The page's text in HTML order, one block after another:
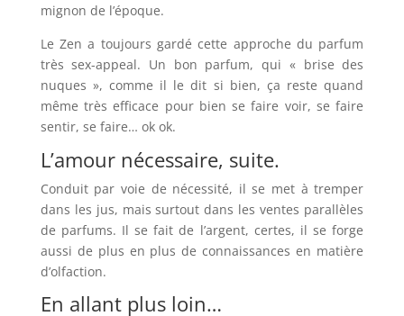
mignon de l’époque.
Le Zen a toujours gardé cette approche du parfum
très sex-appeal. Un bon parfum, qui « brise des
nuques », comme il le dit si bien, ça reste quand
même très efficace pour bien se faire voir, se faire
sentir, se faire… ok ok.
L’amour nécessaire, suite.
Conduit par voie de nécessité, il se met à tremper
dans les jus, mais surtout dans les ventes parallèles
de parfums. Il se fait de l’argent, certes, il se forge
aussi de plus en plus de connaissances en matière
d’olfaction.
En allant plus loin…